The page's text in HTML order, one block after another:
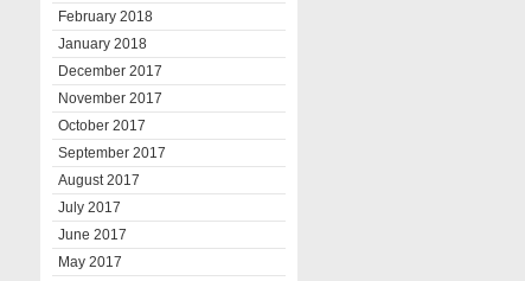
February 2018
January 2018
December 2017
November 2017
October 2017
September 2017
August 2017
July 2017
June 2017
May 2017